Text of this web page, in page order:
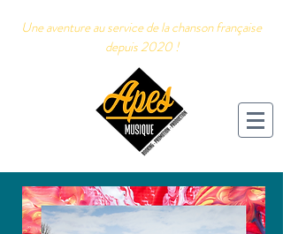
Une aventure au service de la chanson française
depuis 2020 !